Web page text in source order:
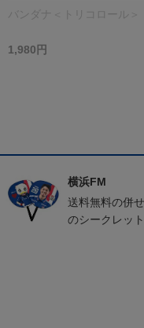
バンダナ＜トリコロール＞
1,980円
横浜FM
送料無料の併
のシークレッ